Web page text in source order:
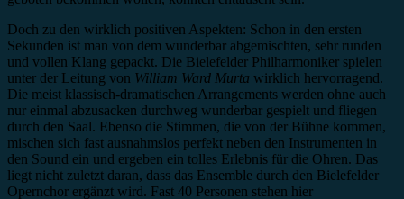
Doch zu den wirklich positiven Aspekten: Schon in den ersten
Sekunden ist man von dem wunderbar abgemischten, sehr runden
und vollen Klang gepackt. Die Bielefelder Philharmoniker spielen
unter der Leitung von William Ward Murta wirklich hervorragend.
Die meist klassisch-dramatischen Arrangements werden ohne auch
nur einmal abzusacken durchweg wunderbar gespielt und fliegen
durch den Saal. Ebenso die Stimmen, die von der Bühne kommen,
mischen sich fast ausnahmslos perfekt neben den Instrumenten in
den Sound ein und ergeben ein tolles Erlebnis für die Ohren. Das
liegt nicht zuletzt daran, dass das Ensemble durch den Bielefelder
Opernchor ergänzt wird. Fast 40 Personen stehen hier